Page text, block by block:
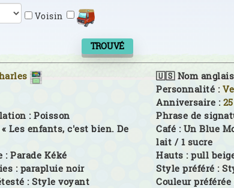
Voisin
TROUVÉ
🇺🇸 Nom
Personnalité :
Anniversaire :
:Poisson Phrase de
« Les enfants, c'est bien. De
Café : Un Blue
lait / 1 sucre
:Parade Kéké Hauts :pull
: parapluie noir Style préféré :
: Style voyant Couleur préférée